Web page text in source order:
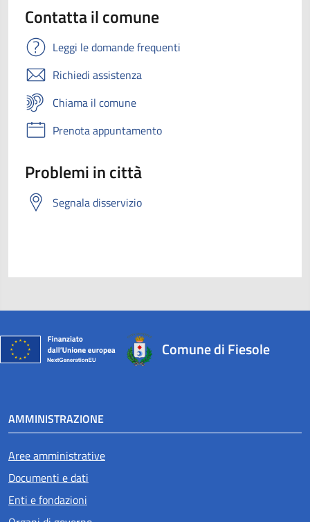
Contatta il comune
Leggi le domande frequenti
Richiedi assistenza
Chiama il comune
Prenota appuntamento
Problemi in città
Segnala disservizio
Comune di Fiesole
AMMINISTRAZIONE
Aree amministrative
Documenti e dati
Enti e fondazioni